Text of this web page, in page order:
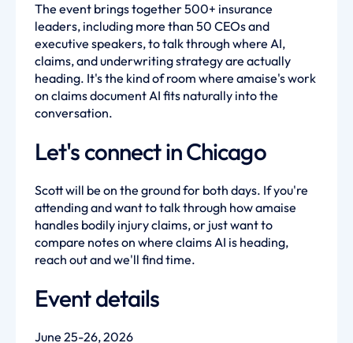
The event brings together 500+ insurance
leaders, including more than 50 CEOs and
executive speakers, to talk through where AI,
claims, and underwriting strategy are actually
heading. It's the kind of room where amaise's work
on claims document AI fits naturally into the
conversation.
Let's connect in Chicago
Scott will be on the ground for both days. If you're
attending and want to talk through how amaise
handles bodily injury claims, or just want to
compare notes on where claims AI is heading,
reach out and we'll find time.
Event details
June 25-26, 2026